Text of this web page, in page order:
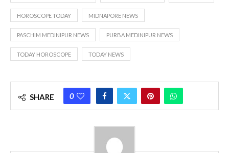
HOROSCOPE TODAY MIDNAPORE NEWS
PASCHIM MEDINIPUR NEWS PURBA MEDINIPUR NEWS
TODAY HOROSCOPE TODAY NEWS
SHARE 0